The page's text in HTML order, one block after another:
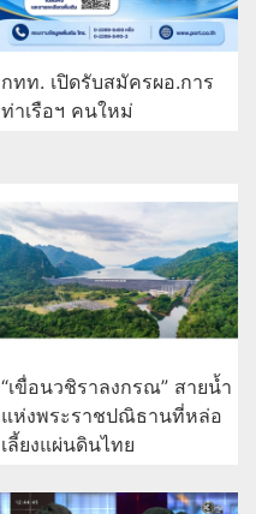
กทท. เปิดรับสมัครผอ.การ
ท่าเรือฯ คนใหม่
“เขื่อนวชิราลงกรณ” สายน้ำ
แห่งพระราชปณิธานที่หล่อ
เลี้ยงแผ่นดินไทย